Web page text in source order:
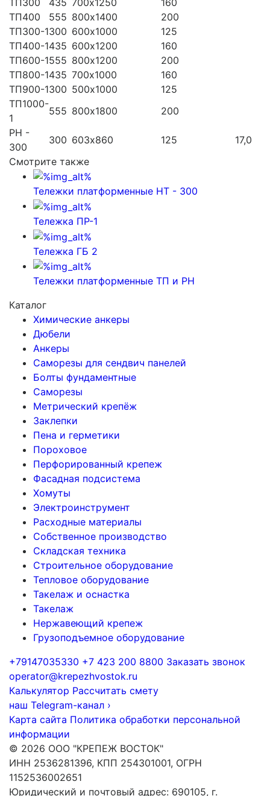
ТП400
555 800х1400
200
ТП300-1300 600х1000
125
ТП400-1435 600х1200
160
ТП600-1555 800х1200
200
ТП800-1435 700х1000
160
ТП900-1300 500х1000
125
ТП1000-
1
555 800х1800
200
РН -
300
300 603х860 125
17,0
Смотрите также
Тележки платформенные НТ - 300
Тележка ПР-1
Тележка ГБ 2
Тележки платформенные ТП и РН
Каталог
Химические анкеры
Дюбели
Анкеры
Саморезы для сендвич панелей
Болты фундаментные
Саморезы
Метрический крепёж
Заклепки
Пена и герметики
Пороховое
Перфорированный крепеж
Фасадная подсистема
Хомуты
Электроинструмент
Расходные материалы
Собственное производство
Складская техника
Строительное оборудование
Тепловое оборудование
Такелаж и оснастка
Такелаж
Нержавеющий крепеж
Грузоподъемное оборудование
+79147035330 +7 423 200 8800 Заказать звонок
operator@krepezhvostok.ru
Калькулятор Рассчитать смету
наш Telegram-канал ›
Карта сайта Политика обработки персональной
информации
© 2026 ООО "КРЕПЕЖ ВОСТОК"
ИНН 2536281396, КПП 254301001, ОГРН
1152536002651
Юридический и почтовый адрес: 690105, г.